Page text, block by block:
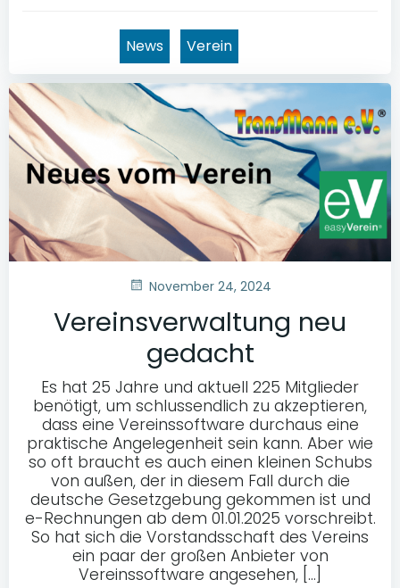
News Verein
November 24, 2024
Vereinsverwaltung neu
gedacht
Es hat 25 Jahre und aktuell 225 Mitglieder
benötigt, um schlussendlich zu akzeptieren,
dass eine Vereinssoftware durchaus eine
praktische Angelegenheit sein kann. Aber wie
so oft braucht es auch einen kleinen Schubs
von außen, der in diesem Fall durch die
deutsche Gesetzgebung gekommen ist und
e-Rechnungen ab dem 01.01.2025 vorschreibt.
So hat sich die Vorstandsschaft des Vereins
ein paar der großen Anbieter von
Vereinssoftware angesehen, […]